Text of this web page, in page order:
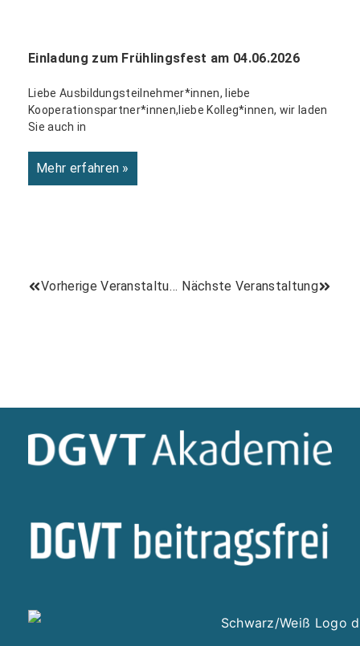
Einladung zum Frühlingsfest am 04.06.2026
Liebe Ausbildungsteilnehmer*innen, liebe
Kooperationspartner*innen,liebe Kolleg*innen, wir laden
Sie auch in
Mehr erfahren »
Vorherige Veranstaltung Nächste Veranstaltung